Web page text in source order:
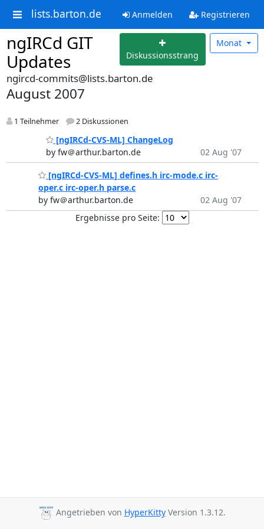
lists.barton.de Anmelden Registrieren
ngIRCd GIT
Updates
Diskussionsstrang
Monat
ngircd-commits@lists.barton.de
August 2007
1 Teilnehmer 2 Diskussionen
[ngIRCd-CVS-ML] ChangeLog
by fw＠arthur.barton.de
02 Aug '07
[ngIRCd-CVS-ML] defines.h irc-mode.c irc-
oper.c irc-oper.h parse.c
by fw＠arthur.barton.de
02 Aug '07
Ergebnisse pro Seite:
Angetrieben von HyperKittyVersion 1.3.12.